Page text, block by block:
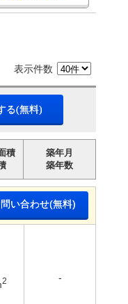
表示件数
る(無料)
積
築年月
築年数
い合わせ(無料)
2 -